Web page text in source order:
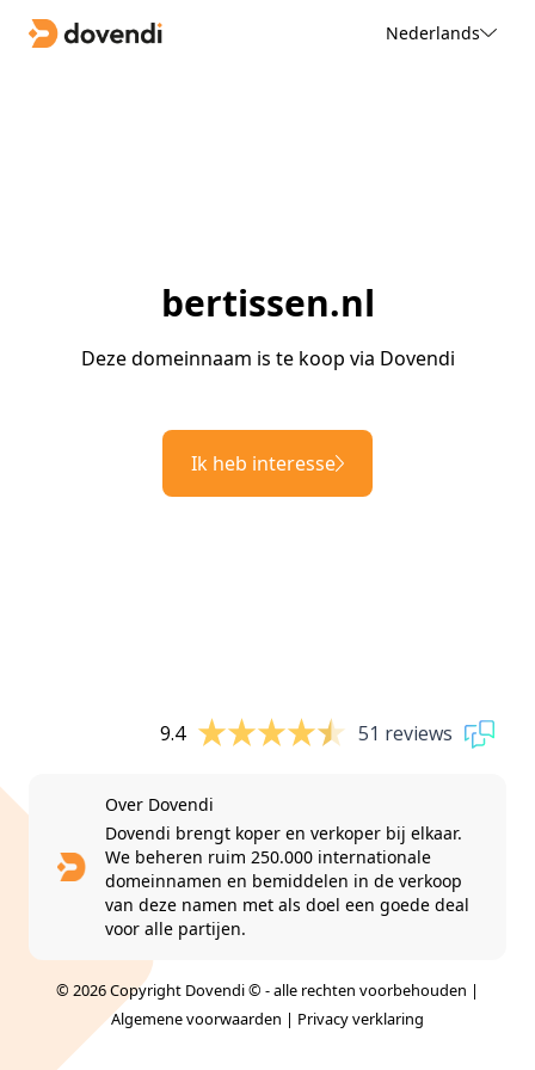
Nederlands
bertissen.nl
Deze domeinnaam is te koop via Dovendi
Ik heb interesse
9.4 51 reviews
Over Dovendi
Dovendi brengt koper en verkoper bij elkaar.
We beheren ruim 250.000 internationale
domeinnamen en bemiddelen in de verkoop
van deze namen met als doel een goede deal
voor alle partijen.
© 2026 Copyright Dovendi © - alle rechten voorbehouden |
Algemene voorwaarden | Privacy verklaring